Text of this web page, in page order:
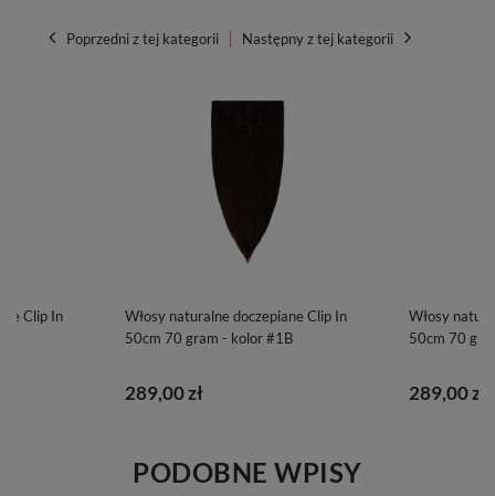
Poprzedni z tej kategorii
Clip In
Włosy naturalne doczepiane Clip In
50cm 70 gram - kolor #1B
289,00 zł
Włosy
50cm 70
289,00 zł
Następny z tej kategorii
PODOBNE WPISY